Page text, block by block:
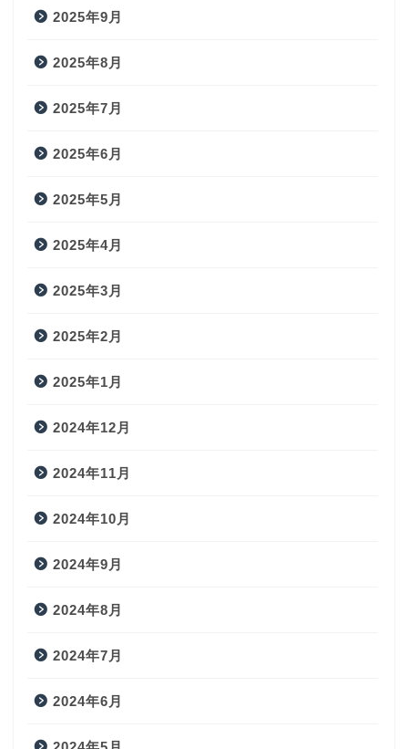
2025年9月
2025年8月
2025年7月
2025年6月
2025年5月
2025年4月
2025年3月
2025年2月
2025年1月
2024年12月
2024年11月
2024年10月
2024年9月
2024年8月
2024年7月
2024年6月